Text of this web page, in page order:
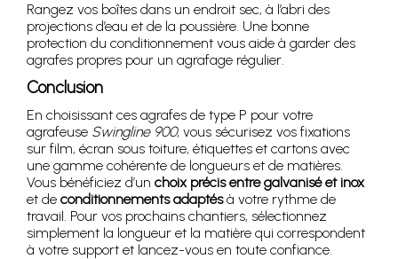
Rangez vos boîtes dans un endroit sec, à l’abri des
projections d’eau et de la poussière. Une bonne
protection du conditionnement vous aide à garder des
agrafes propres pour un agrafage régulier.
Conclusion
En choisissant ces agrafes de type P pour votre
agrafeuse Swingline 900, vous sécurisez vos fixations
sur film, écran sous toiture, étiquettes et cartons avec
une gamme cohérente de longueurs et de matières.
Vous bénéficiez d’un choix précis entre galvanisé et inox
et de conditionnements adaptésà votre rythme de
travail. Pour vos prochains chantiers, sélectionnez
simplement la longueur et la matière qui correspondent
à votre support et lancez-vous en toute confiance.